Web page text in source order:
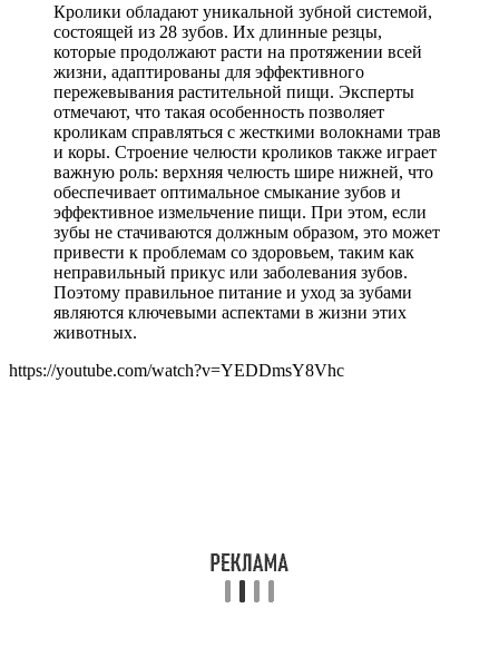
Кролики обладают уникальной зубной системой,
состоящей из 28 зубов. Их длинные резцы,
которые продолжают расти на протяжении всей
жизни, адаптированы для эффективного
пережевывания растительной пищи. Эксперты
отмечают, что такая особенность позволяет
кроликам справляться с жесткими волокнами трав
и коры. Строение челюсти кроликов также играет
важную роль: верхняя челюсть шире нижней, что
обеспечивает оптимальное смыкание зубов и
эффективное измельчение пищи. При этом, если
зубы не стачиваются должным образом, это может
привести к проблемам со здоровьем, таким как
неправильный прикус или заболевания зубов.
Поэтому правильное питание и уход за зубами
являются ключевыми аспектами в жизни этих
животных.
https://youtube.com/watch?v=YEDDmsY8Vhc